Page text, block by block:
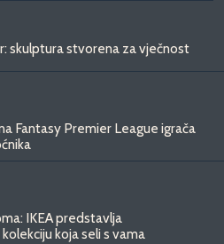
skulptura stvorena za vječnost
Fantasy Premier League igrača
IKEA predstavlja
koja seli s vama